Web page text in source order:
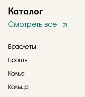
Каталог
Смотреть все
Браслеты
Брошь
Колье
Кольца